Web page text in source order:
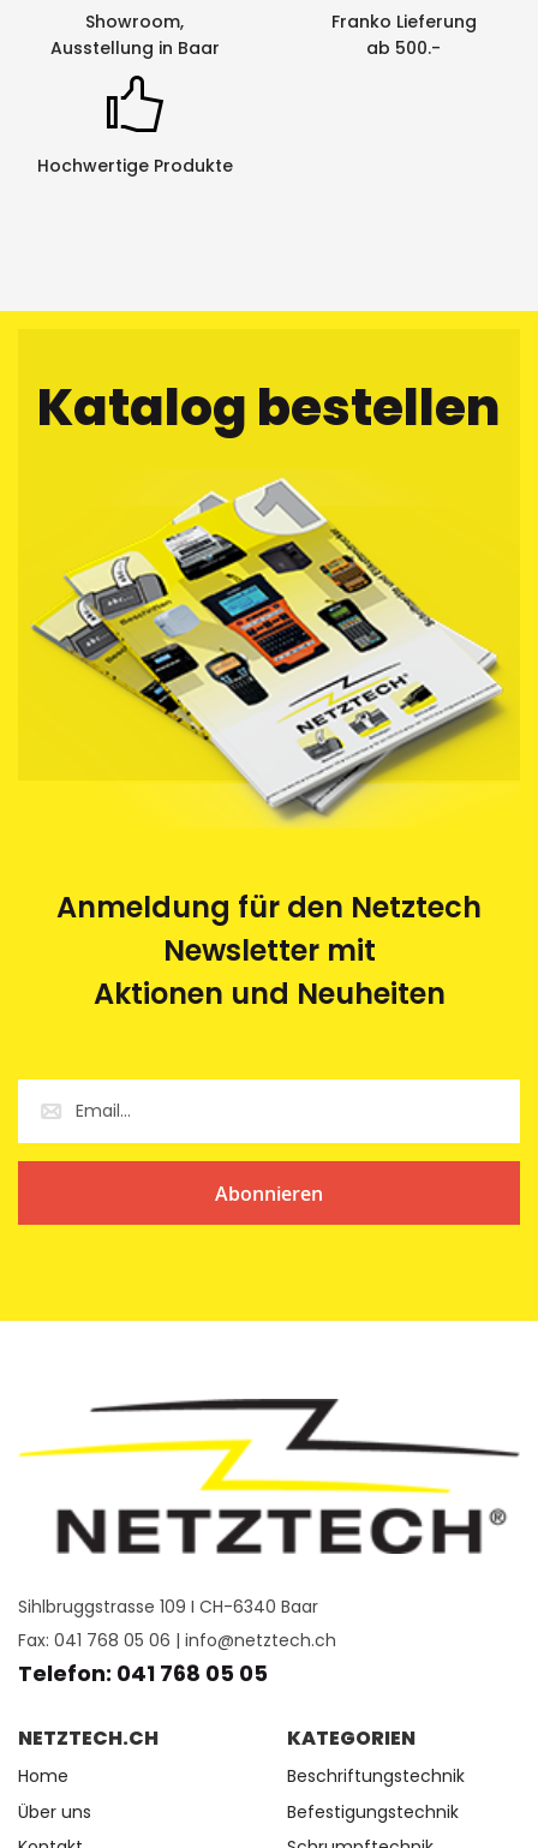
Showroom,
Ausstellung in Baar
Franko Lieferung
ab 500.-
Hochwertige Produkte
Katalog bestellen
Anmeldung für den Netztech
Newsletter mit
Aktionen und Neuheiten
Abonnieren
Sihlbruggstrasse 109 I CH-6340 Baar
Fax: 041 768 05 06 | info@netztech.ch
Telefon: 041 768 05 05
NETZTECH.CH
Home
Über uns
KATEGORIEN
Beschriftungstechnik
Befestigungstechnik